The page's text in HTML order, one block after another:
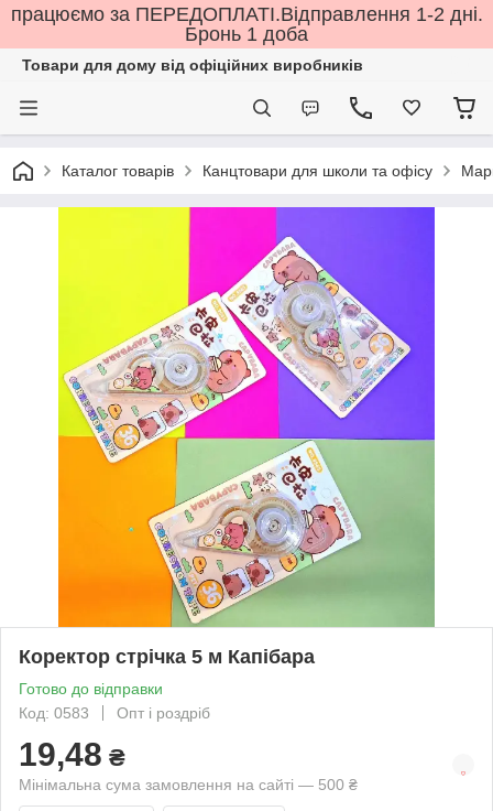
працюємо за ПЕРЕДОПЛАТІ.Відправлення 1-2 дні.
Бронь 1 доба
Товари для дому від офіційних виробників
Каталог товарів Канцтовари для школи та офісу
Коректор стрічка 5 м Капібара
Готово до відправки
Код: 0583
Опт і роздріб
19,48 ₴
Мінімальна сума замовлення на сайті — 500 ₴